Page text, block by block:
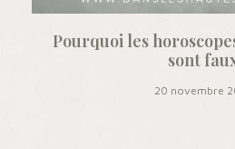
Pourquoi les
sont
20 novembre